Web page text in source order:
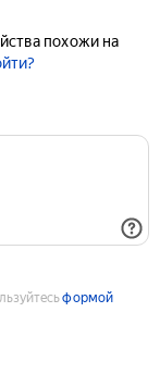
похожи на
формой